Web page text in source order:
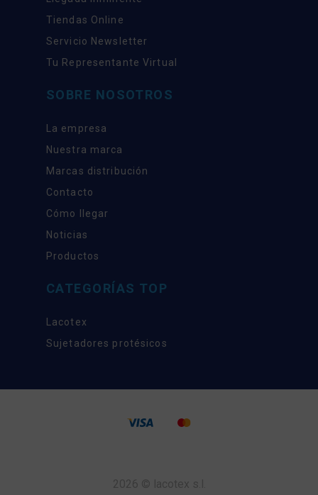
Tiendas Online
Servicio Newsletter
Tu Representante Virtual
SOBRE NOSOTROS
La empresa
Nuestra marca
Marcas distribución
Contacto
Cómo llegar
Noticias
Productos
CATEGORÍAS TOP
Lacotex
Sujetadores protésicos